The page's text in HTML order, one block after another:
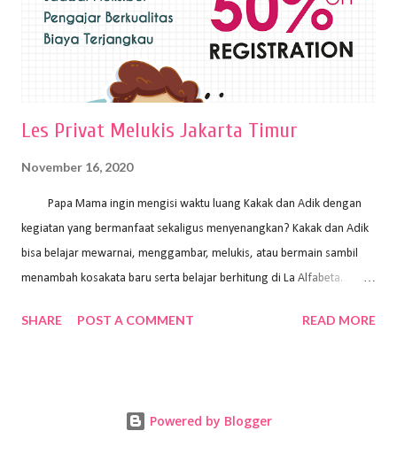
warna yang kental dan tebal. Hasil lukisan menutupi seluruh bagian
medianya Mem...
Les Privat Melukis Jakarta Timur
November 16, 2020
Papa Mama ingin mengisi waktu luang Kakak dan Adik dengan
kegiatan yang bermanfaat sekaligus menyenangkan? Kakak dan Adik
bisa belajar mewarnai, menggambar, melukis, atau bermain sambil
menambah kosakata baru serta belajar berhitung di La Alfabeta.
kok untuk mengajar dengan metode yang fun, La Alfabeta
Alfabeta. ⁣⁣⁣⁣Ada pilihan online class maupun offline class lho! Cek
SHARE POST A COMMENT READ MORE
Powered by Blogger